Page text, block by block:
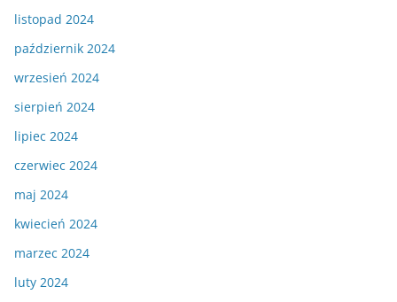
listopad 2024
październik 2024
wrzesień 2024
sierpień 2024
lipiec 2024
czerwiec 2024
maj 2024
kwiecień 2024
marzec 2024
luty 2024